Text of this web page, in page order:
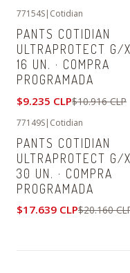
77154S| Cotidian
PANTS COTIDIAN
ULTRAPROTECT G/
16 UN. · COMPRA
PROGRAMADA
$9.235 CLP$10.916 CLP
77149S| Cotidian
PANTS COTIDIAN
ULTRAPROTECT G/
30 UN. · COMPRA
PROGRAMADA
$17.639 CLP$20.160